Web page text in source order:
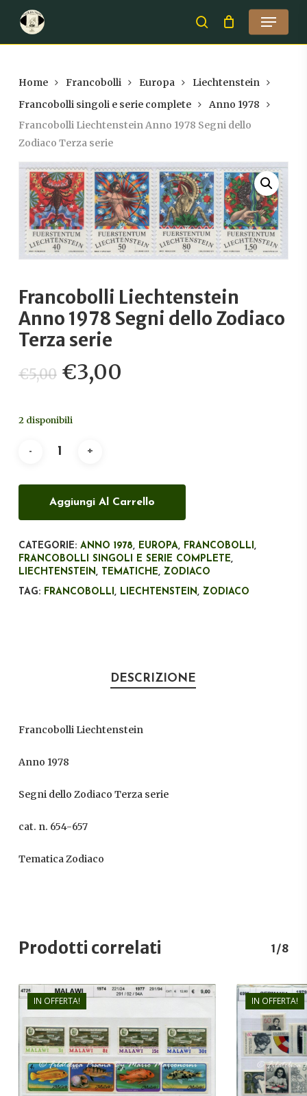
main
search
Menu
Home Francobolli Europa
Liechtenstein
Francobolli singoli e serie complete
Anno 1978
Francobolli Liechtenstein Anno 1978 Segni dello
Zodiaco Terza serie
Francobolli Liechtenstein
Anno 1978 Segni dello Zodiaco
Terza serie
€5,00 Il
prezzo
originale
€5,00.
€3,00
2 disponibili
Aggiungi Al Carrello
CATEGORIE: ANNO 1978, EUROPA, FRANCOBOLLI ,
FRANCOBOLLI SINGOLI E SERIE COMPLETE,
LIECHTENSTEIN, TEMATICHE, ZODIACO
TAG: FRANCOBOLLI , LIECHTENSTEIN, ZODIACO
DESCRIZIONE
Francobolli Liechtenstein
Anno 1978
Segni dello Zodiaco Terza serie
cat. n. 654-657
Tematica Zodiaco
Prodotti correlati 1/8
IN OFFERTA!
€9,00
€6,00
IN OFFERTA!
Close